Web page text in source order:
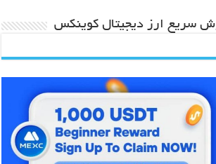
سریع ارز دیجیتال کوینکس